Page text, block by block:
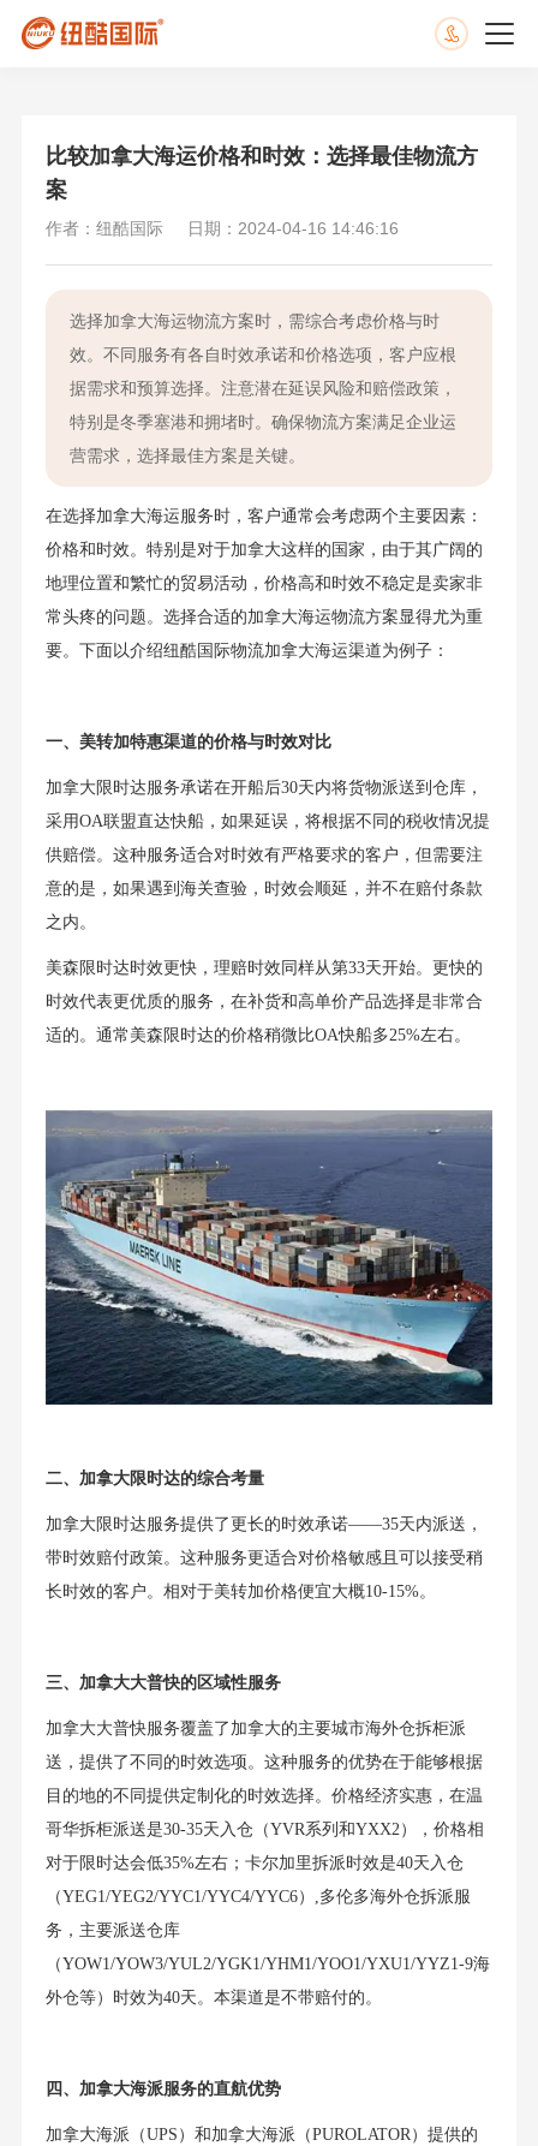
比较加拿大海运价格和时效：选择最佳物流方
案
作者：纽酷国际 日期：2024-04-16 14:46:16
选择加拿大海运物流方案时，需综合考虑价格与时
效。不同服务有各自时效承诺和价格选项，客户应根
据需求和预算选择。注意潜在延误风险和赔偿政策，
特别是冬季塞港和拥堵时。确保物流方案满足企业运
营需求，选择最佳方案是关键。
在选择加拿大海运服务时，客户通常会考虑两个主要因素：
价格和时效。特别是对于加拿大这样的国家，由于其广阔的
地理位置和繁忙的贸易活动，价格高和时效不稳定是卖家非
常头疼的问题。选择合适的加拿大海运物流方案显得尤为重
要。下面以介绍纽酷国际物流加拿大海运渠道为例子：
一、美转加特惠渠道的价格与时效对比
加拿大限时达服务承诺在开船后30天内将货物派送到仓库，
采用OA联盟直达快船，如果延误，将根据不同的税收情况提
供赔偿。这种服务适合对时效有严格要求的客户，但需要注
意的是，如果遇到海关查验，时效会顺延，并不在赔付条款
之内。
美森限时达时效更快，理赔时效同样从第33天开始。更快的
时效代表更优质的服务，在补货和高单价产品选择是非常合
适的。通常美森限时达的价格稍微比OA快船多25%左右。
二、加拿大限时达的综合考量
加拿大限时达服务提供了更长的时效承诺——35天内派送，
带时效赔付政策。这种服务更适合对价格敏感且可以接受稍
长时效的客户。相对于美转加价格便宜大概10-15%。
三、加拿大大普快的区域性服务
加拿大大普快服务覆盖了加拿大的主要城市海外仓拆柜派
送，提供了不同的时效选项。这种服务的优势在于能够根据
目的地的不同提供定制化的时效选择。价格经济实惠，在温
哥华拆柜派送是30-35天入仓（YVR系列和YXX2），价格相
对于限时达会低35%左右；卡尔加里拆派时效是40天入仓
（YEG1/YEG2/YYC1/YYC4/YYC6）,多伦多海外仓拆派服
务，主要派送仓库
（YOW1/YOW3/YUL2/YGK1/YHM1/YOO1/YXU1/YYZ1-9海
外仓等）时效为40天。本渠道是不带赔付的。
四、加拿大海派服务的直航优势
加拿大海派（UPS）和加拿大海派（PUROLATOR）提供的